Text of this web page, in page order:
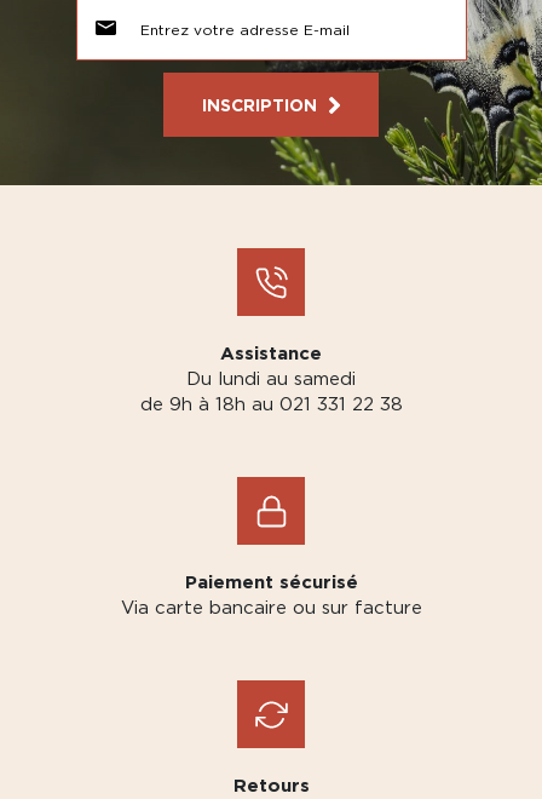
INSCRIPTION
Assistance
Du lundi au samedi
de 9h à 18h au 021 331 22 38
Paiement sécurisé
Via carte bancaire ou sur facture
Retours